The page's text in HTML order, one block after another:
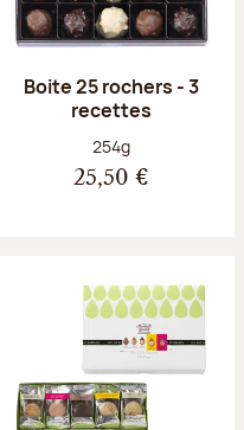
Boite 25 rochers - 3
recettes
Poids net :
254g
25,50 €